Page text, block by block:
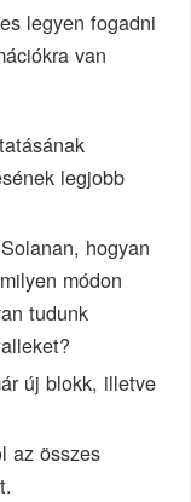
legyen fogadni
van
legjobb
hogyan
módon
tudunk
új blokk, illetve
az összes